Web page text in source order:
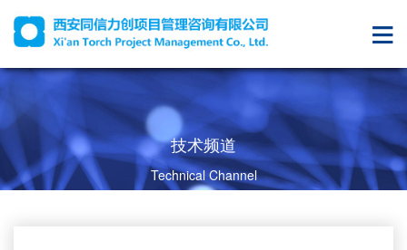
技术频道
Technical Channel